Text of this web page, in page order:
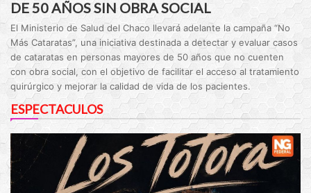
DE 50 AÑOS SIN OBRA SOCIAL
El Ministerio de Salud del Chaco llevará adelante la campaña “No
Más Cataratas”, una iniciativa destinada a detectar y evaluar casos
de cataratas en personas mayores de 50 años que no cuenten
con obra social, con el objetivo de facilitar el acceso al tratamiento
quirúrgico y mejorar la calidad de vida de los pacientes.
ESPECTACULOS